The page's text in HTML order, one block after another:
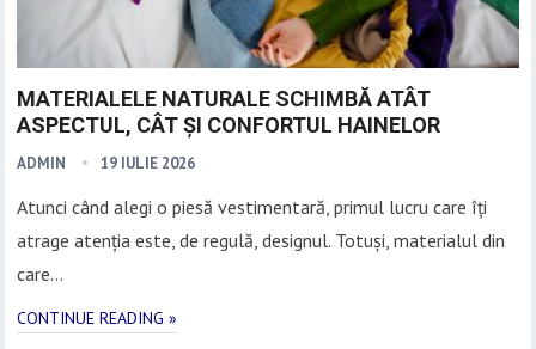
MATERIALELE NATURALE SCHIMBĂ ATÂT
ASPECTUL, CÂT ȘI CONFORTUL HAINELOR
ADMIN 19 IULIE 2026
Atunci când alegi o piesă vestimentară, primul lucru care îți
atrage atenția este, de regulă, designul. Totuși, materialul din
care…
CONTINUE READING »